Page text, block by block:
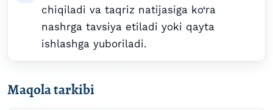
chiqiladi va taqriz natijasiga ko‘ra
nashrga tavsiya etiladi yoki qayta
ishlashga yuboriladi.
Maqola tarkibi